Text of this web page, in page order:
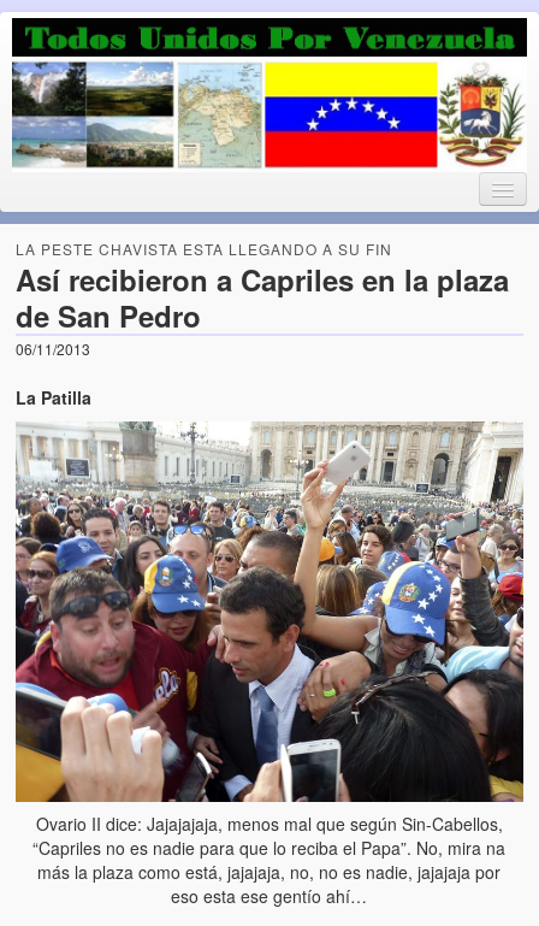
Luchando por la Democracia
Fuera el chavismo, la peor peste que le ha caido a esta tierra
Home
Todos Unidos por Venezuela te da la bienvenida a éste nuestro
Blog. (Todos Unidos por Venezuela welcomes you to our Blog)
Acerca de este blog (About this Blog)
Artículos
El Tipo y los Rojos en Los Teques (The Jerk and the Reds in
Teques)
Hablé con Chavistas (I spoke with chavistas)
La burla del Chavez “tan amante de los niños” (The mockery of
Chavez “such a children lover”)
Los niños de las calles de Venezuela (Children of the streets of
Venezuela)
Luis y El Mono… en armas (Luis and El Mono… armed)
Puente Llaguno, Miraflores… ¿y Lina?
LA PESTE CHAVISTA ESTA LLEGANDO A SU FIN
Así recibieron a Capriles en la plaza
de San Pedro
06/11/2013
La Patilla
Ovario II dice: Jajajajaja, menos mal que según Sin-Cabellos,
“Capriles no es nadie para que lo reciba el Papa”. No, mira na
más la plaza como está, jajajaja, no, no es nadie, jajajaja por
eso esta ese gentío ahí…